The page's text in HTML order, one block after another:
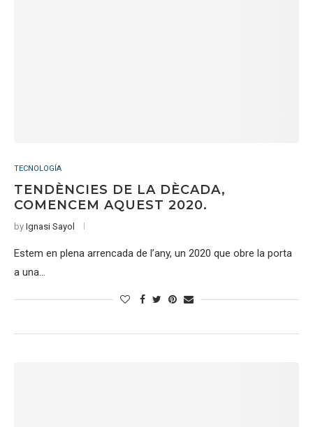
TECNOLOGÍA
TENDÈNCIES DE LA DÈCADA,
COMENCEM AQUEST 2020.
by Ignasi Sayol
Estem en plena arrencada de l’any, un 2020 que obre la porta
a una…